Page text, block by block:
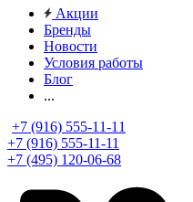
Акции
Бренды
Новости
Условия работы
Блог
...
+7 (916) 555-11-11
+7 (916) 555-11-11
+7 (495) 120-06-68